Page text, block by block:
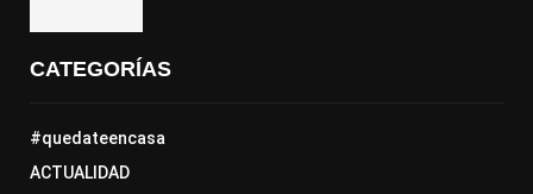
CATEGORÍAS
#quedateencasa
ACTUALIDAD